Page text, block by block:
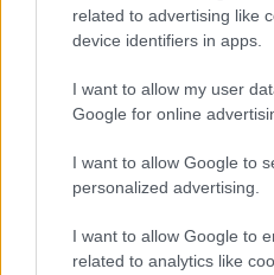
related to advertising like
device identifiers in apps.
I want to allow my user
Google for online
I want to allow Google to
personalized advertising.
I want to allow Google to
related to analytics like
Meld deg på